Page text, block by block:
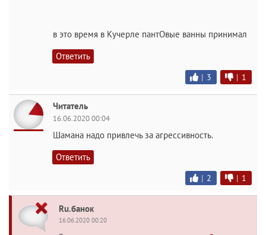
в это время в Кучерле пантОвые ванны принимал
Ответить
| 3 | 1
Читатель
16.06.2020 00:04
Шамана надо привлечь за агрессивность.
Ответить
| 2 | 1
Ru.банок
16.06.2020 00:20